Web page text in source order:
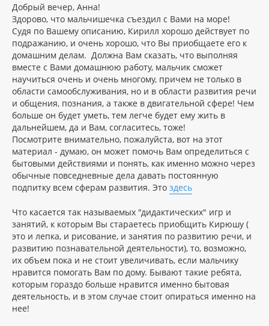
о
щ
е
н
и
е
Добрый вечер, Анна!
Здорово, что мальчишечка съездил с Вами на море!
Судя по Вашему описанию, Кирилл хорошо действует по
подражанию, и очень хорошо, что Вы приобщаете его к
домашним делам. Должна Вам сказать, что выполняя
вместе с Вами домашнюю работу, мальчик сможет
научиться очень и очень многому, причем не только в
области самообслуживания, но и в области развития речи
и общения, познания, а также в двигательной сфере! Чем
больше он будет уметь, тем легче будет ему жить в
дальнейшем, да и Вам, согласитесь, тоже!
Посмотрите внимательно, пожалуйста, вот на этот
материал - думаю, он может помочь Вам определиться с
бытовыми действиями и понять, как именно можно через
обычные повседневные дела давать постоянную
подпитку всем сферам развития. Это здесь
Что касается так называемых "дидактических" игр и
занятий, к которым Вы стараетесь приобщить Кирюшу (
это и лепка, и рисование, и занятия по развитию речи, и
развитию познавательной деятельности), то, возможно,
их объем пока и не стоит увеличивать, если мальчику
нравится помогать Вам по дому. Бывают такие ребята,
которым гораздо больше нравится именно бытовая
деятельность, и в этом случае стоит опираться именно на
нее!